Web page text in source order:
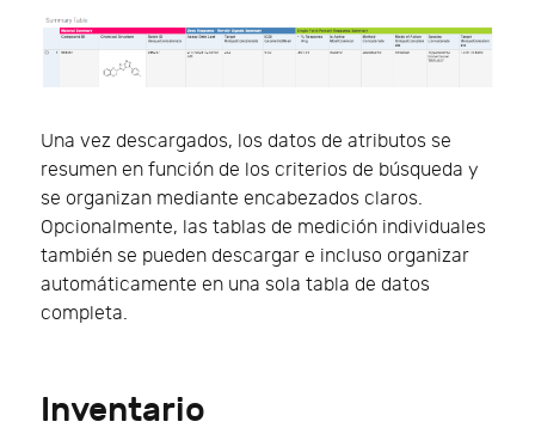
Una vez descargados, los datos de atributos se
resumen en función de los criterios de búsqueda y
se organizan mediante encabezados claros.
Opcionalmente, las tablas de medición individuales
también se pueden descargar e incluso organizar
automáticamente en una sola tabla de datos
completa.
Inventario